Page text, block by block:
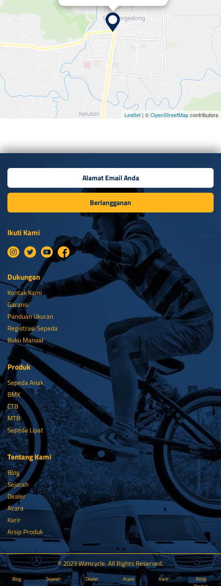
Leaflet | ©OpenStreetMapcontributors
Berlangganan
Ikuti Kami
Dukungan
Kontak Kami
Garansi
Panduan Ukuran
Registrasi Sepeda
Buku Manual
Produk
Sepeda Anak
BMX
CTB
MTB
Sepeda Lipat
Tentang Kami
Blog
Sejarah
Dealer
Acara
Karir
Arsip Produk
© 2023 Wimcycle. All Rights Reserved.
Blog Sejarah Dealer Acara Karir
Arsip